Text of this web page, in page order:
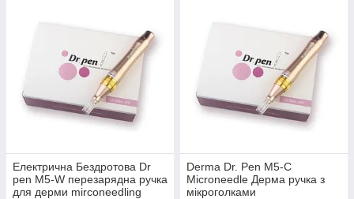
Електрична Бездротова Dr
pen M5-W перезарядна ручка
для дерми mirconeedling
Derma Dr. Pen M5-C
Microneedle Дерма ручка з
мікроголками